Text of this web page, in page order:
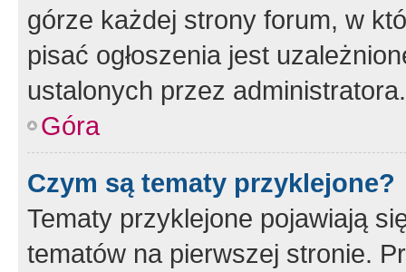
górze każdej strony forum, w
pisać ogłoszenia jest
ustalonych przez administratora.
Góra
Czym są tematy przyklejone?
Tematy przyklejone pojawiają
tematów na pierwszej stronie.